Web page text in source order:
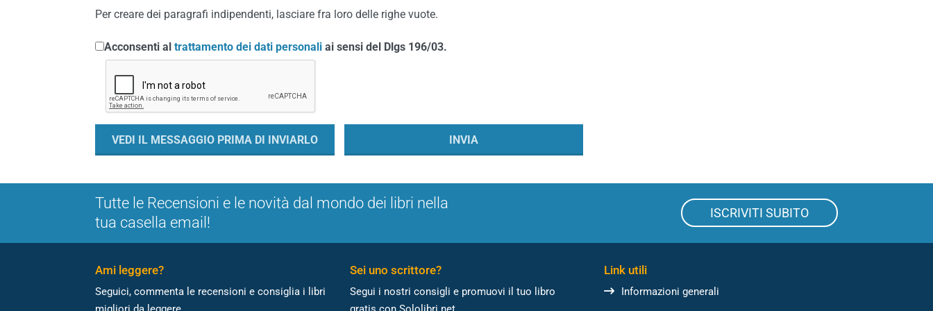
Per creare dei paragrafi indipendenti, lasciare fra loro delle righe vuote.
Acconsenti al trattamento dei dati personali ai sensi del Dlgs 196/03.
Tutte le Recensioni e le novità dal mondo dei libri nella
tua casella email!
ISCRIVITI SUBITO
Ami leggere?
Seguici, commenta le recensioni e consiglia i libri
Sei uno scrittore?
Segui i nostri consigli e promuovi il tuo libro
Link utili
Informazioni generali